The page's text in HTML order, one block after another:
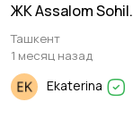
ЖК Assalom Sohil
Яшнабадский
1/10/16. 30м²
Ташкент
1 месяц назад
Ekaterina